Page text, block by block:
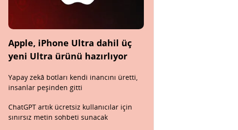
Apple, iPhone Ultra dahil üç
yeni Ultra ürünü hazırlıyor
Yapay zekâ botları kendi inancını üretti,
insanlar peşinden gitti
ChatGPT artık ücretsiz kullanıcılar için
sınırsız metin sohbeti sunacak